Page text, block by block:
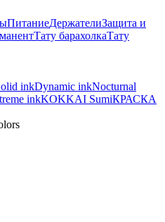
ПитаниеДержателиЗащита и
Тату барахолкаТату
inkDynamic inkNocturnal
inkKOKKAI SumiКРАСКА